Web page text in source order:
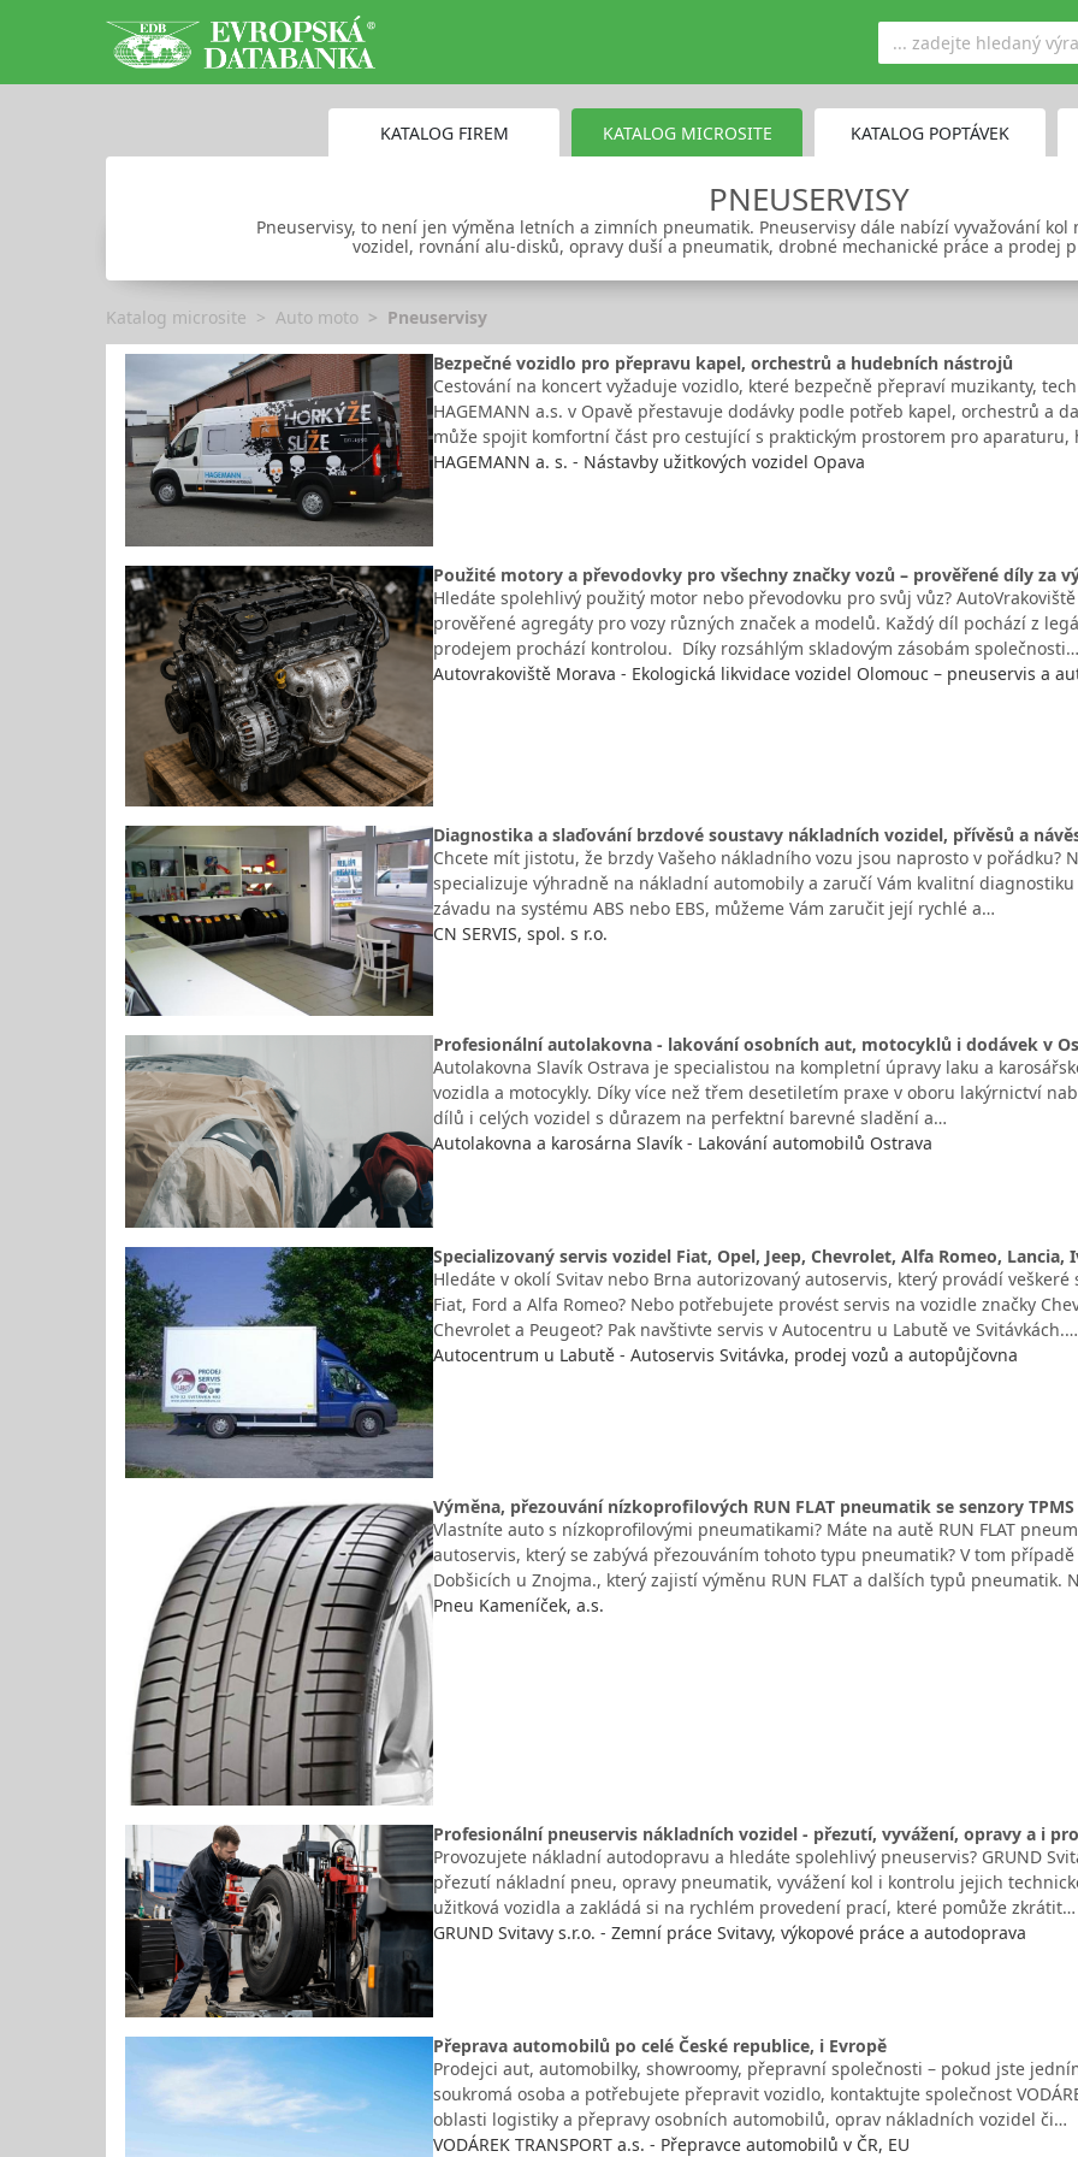
KATALOG FIREM KATALOG MICROSITE KATALOG POPTÁVEK
PNEUSERVISY
Pneuservisy, to není jen výměna letních a zimních pneumatik. Pneuservisy dále nabízí vyvažování
vozidel, rovnání alu-disků, opravy duší a pneumatik, drobné mechanické práce a prodej
Katalog microsite Auto moto
Pneuservisy
Bezpečné vozidlo pro přepravu kapel, orchestrů a hudebních nástrojů
Cestování na koncert vyžaduje vozidlo, které bezpečně přepraví muzikanty,
HAGEMANN a.s. v Opavě přestavuje dodávky podle potřeb kapel, orchestrů a
může spojit komfortní část pro cestující s praktickým prostorem pro
HAGEMANN a. s. - Nástavby užitkových vozidel Opava
Použité motory a převodovky pro všechny značky vozů – prověřené díly za
Hledáte spolehlivý použitý motor nebo převodovku pro svůj vůz?
prověřené agregáty pro vozy různých značek a modelů. Každý díl pochází z
prodejem prochází kontrolou. Díky rozsáhlým skladovým zásobám společnosti…
Autovrakoviště Morava - Ekologická likvidace vozidel Olomouc – pneuservis a
Diagnostika a slaďování brzdové soustavy nákladních vozidel, přívěsů a
Chcete mít jistotu, že brzdy Vašeho nákladního vozu jsou naprosto v pořádku?
specializuje výhradně na nákladní automobily a zaručí Vám kvalitní
závadu na systému ABS nebo EBS, můžeme Vám zaručit její rychlé a…
CN SERVIS, spol. s r.o.
Profesionální autolakovna - lakování osobních aut, motocyklů i dodávek v
Autolakovna Slavík Ostrava je specialistou na kompletní úpravy laku a
vozidla a motocykly. Díky více než třem desetiletím praxe v oboru lakýrnictví
dílů i celých vozidel s důrazem na perfektní barevné sladění a…
Autolakovna a karosárna Slavík - Lakování automobilů Ostrava
Specializovaný servis vozidel Fiat, Opel, Jeep, Chevrolet, Alfa Romeo, Lancia,
Hledáte v okolí Svitav nebo Brna autorizovaný autoservis, který provádí
Fiat, Ford a Alfa Romeo? Nebo potřebujete provést servis na vozidle značky
Chevrolet a Peugeot? Pak navštivte servis v Autocentru u Labutě ve Svitávkách.…
Autocentrum u Labutě - Autoservis Svitávka, prodej vozů a autopůjčovna
Výměna, přezouvání nízkoprofilových RUN FLAT pneumatik se senzory
Vlastníte auto s nízkoprofilovými pneumatikami? Máte na autě RUN FLAT
autoservis, který se zabývá přezouváním tohoto typu pneumatik? V tom
Dobšicích u Znojma., který zajistí výměnu RUN FLAT a dalších typů pneumatik.
Pneu Kameníček, a.s.
Profesionální pneuservis nákladních vozidel - přezutí, vyvážení, opravy a i
Provozujete nákladní autodopravu a hledáte spolehlivý pneuservis? GRUND
přezutí nákladní pneu, opravy pneumatik, vyvážení kol i kontrolu jejich
užitková vozidla a zakládá si na rychlém provedení prací, které pomůže zkrátit…
GRUND Svitavy s.r.o. - Zemní práce Svitavy, výkopové práce a autodoprava
Přeprava automobilů po celé České republice, i Evropě
Prodejci aut, automobilky, showroomy, přepravní společnosti – pokud jste
soukromá osoba a potřebujete přepravit vozidlo, kontaktujte společnost
oblasti logistiky a přepravy osobních automobilů, oprav nákladních vozidel či…
VODÁREK TRANSPORT a.s. - Přepravce automobilů v ČR, EU